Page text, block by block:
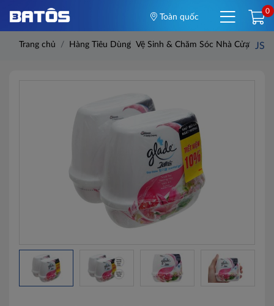
Toàn quốc
0
Trang chủ Hàng Tiêu Dùng Vệ Sinh & Chăm Sóc Nhà Cửa JS